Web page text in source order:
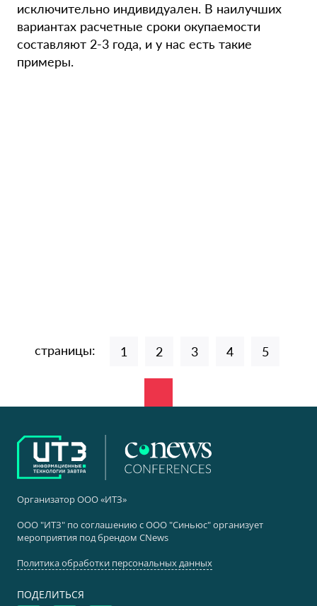
исключительно индивидуален. В наилучших
вариантах расчетные сроки окупаемости
составляют 2-3 года, и у нас есть такие
примеры.
страницы: 1 2 3 4 5
Организатор ООО «ИТЗ»
ООО "ИТЗ" по соглашению с ООО "Синьюс" организует
мероприятия под брендом CNews
Политика обработки персональных данных
ПОДЕЛИТЬСЯ